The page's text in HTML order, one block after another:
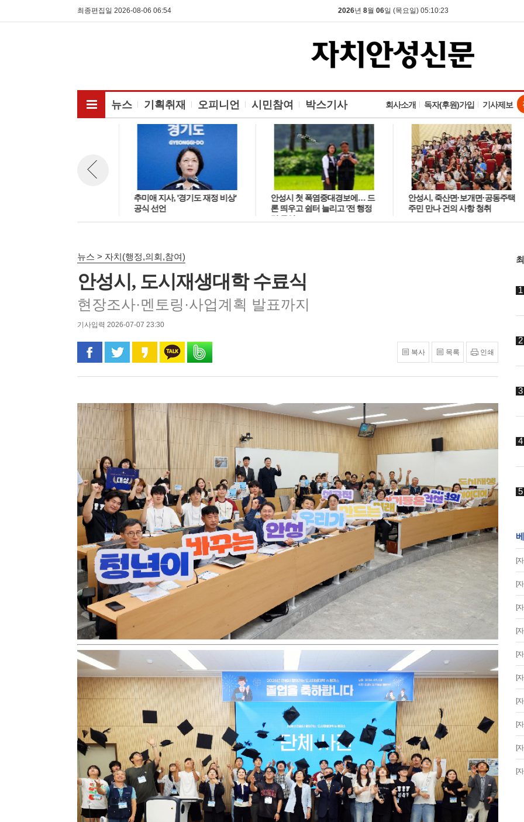
최종편집일 2026-08-06 06:54 2026년 8월 06일 (목요일) 05:10:24
뉴스 기획취재 오피니언 시민참여 박스기사 회사소개 독자(후원)가입 기사제보
전체메뉴보기
추미애 지사, '경기도 재정 비상'
공식 선언
안성시 첫 폭염중대경보에… 드
론 띄우고 쉼터 늘리고 '전 행정
력 투입'
안성시, 죽산면·보개면·공동주택
주민 만나 건의 사항 청취
뉴스 > 자치(행정,의회,참여)
안성시, 도시재생대학 수료식
현장조사·멘토링·사업계획 발표까지
기사입력 2026-07-07 23:30
페이스북으로 공유
트위터로 공유카카오 스토리로 공유
카카오톡으로 공유
복사 목록 인쇄
[
[
[
[
[
[
[
[
[
[